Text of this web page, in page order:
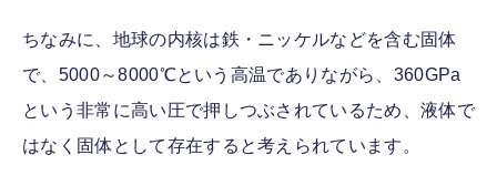
ちなみに、地球の内核は鉄・ニッケルなどを含む固体
で、5000～8000℃という高温でありながら、360GPa
という非常に高い圧で押しつぶされているため、液体で
はなく固体として存在すると考えられています。